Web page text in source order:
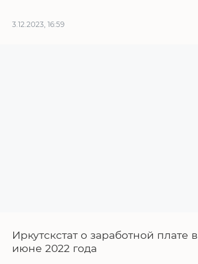
3.12.2023, 16:59
Иркутскстат о заработной плате в
июне 2022 года